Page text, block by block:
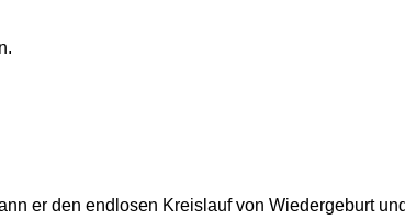
er den endlosen Kreislauf von Wiedergeburt